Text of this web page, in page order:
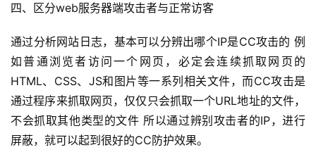
四、区分web服务器端攻击者与正常访客
通过分析网站日志，基本可以分辨出哪个IP是CC攻击的 例
如普通浏览者访问一个网页，必定会连续抓取网页的
HTML、CSS、JS和图片等一系列相关文件，而CC攻击是
通过程序来抓取网页，仅仅只会抓取一个URL地址的文件，
不会抓取其他类型的文件 所以通过辨别攻击者的IP，进行
屏蔽，就可以起到很好的CC防护效果。